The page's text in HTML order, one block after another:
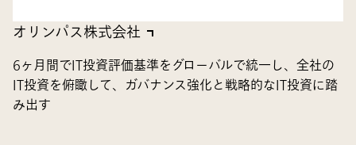
オリンパス株式会社
6ヶ月間でIT投資評価基準をグローバルで統一し、全社の
IT投資を俯瞰して、ガバナンス強化と戦略的なIT投資に踏
み出す